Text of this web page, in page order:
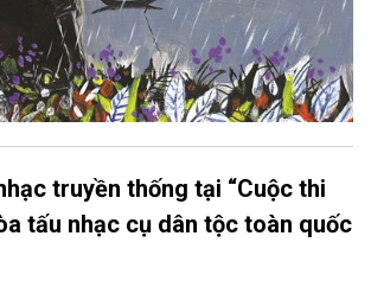
truyền thống tại “Cuộc thi
tấu nhạc cụ dân tộc toàn quốc